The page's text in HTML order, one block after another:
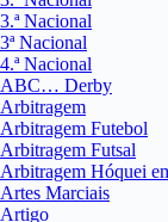
3.ª Nacional
3ª Nacional
4.ª Nacional
ABC… Derby
Arbitragem
Arbitragem Futebol
Arbitragem Futsal
Arbitragem Hóquei
Artes Marciais
Artigo